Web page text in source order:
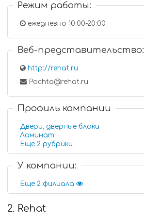
Режим работы:
ежедневно 10:00-20:00
Веб-представительство:
http://rehat.ru
Pochta@rehat.ru
Профиль компании
Двери, дверные блоки
Ламинат
Еще 2 рубрики
У компании:
Еще 2 филиала
2. Rehat